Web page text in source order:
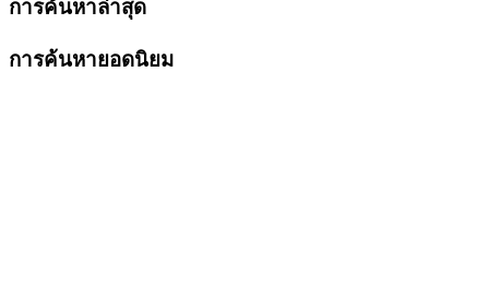
การค้นหาล่าสุด
การค้นหายอดนิยม